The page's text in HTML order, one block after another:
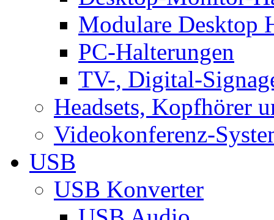
Modulare Desktop
PC-Halterungen
TV-, Digital-
Headsets, Kopfhörer
Videokonferenz-
USB
USB Konverter